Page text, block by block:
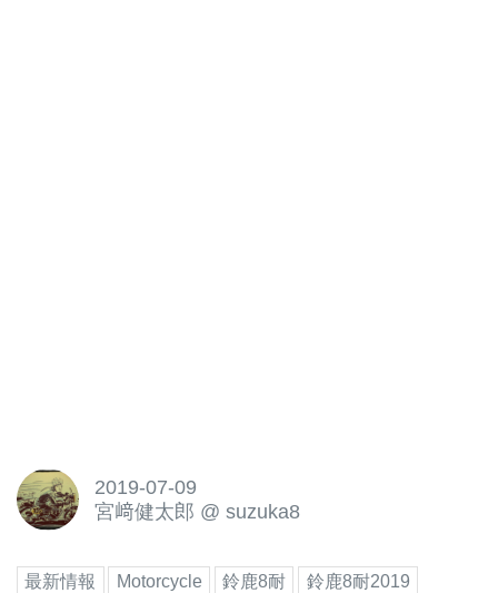
2019-07-09
宮﨑健太郎 @ suzuka8
最新情報 Motorcycle 鈴鹿8耐
鈴鹿8耐2019